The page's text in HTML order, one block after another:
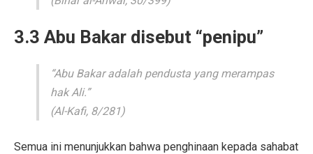
3.3 Abu Bakar disebut “penipu”
“Abu Bakar adalah pendusta yang merampas
hak Ali.”
(Al-Kafi, 8/281)
Semua ini menunjukkan bahwa penghinaan kepada sahabat